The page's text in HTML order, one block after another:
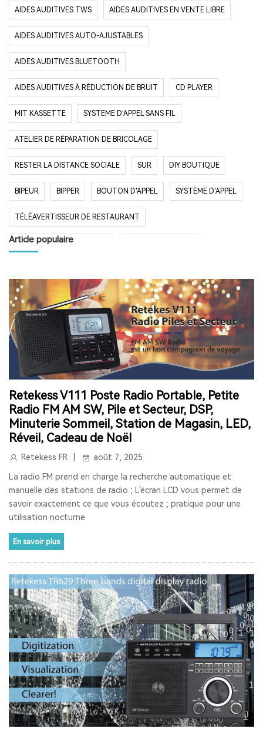
Retekess V111 Poste Radio Portable, Petite
Radio FM AM SW, Pile et Secteur, DSP,
Minuterie Sommeil, Station de Magasin, LED,
Réveil, Cadeau de Noël
Retekess FR août 7, 2025
La radio FM prend en charge la recherche automatique et
manuelle des stations de radio ; L'écran LCD vous permet de
savoir exactement ce que vous écoutez ; pratique pour une
utilisation nocturne
En savoir plus
AIDES AUDITIVES TWS AIDES AUDITIVES EN VENTE LIBRE
AIDES AUDITIVES AUTO-AJUSTABLES
AIDES AUDITIVES BLUETOOTH
AIDES AUDITIVES À RÉDUCTION DE BRUIT CD PLAYER
MIT KASSETTE SYSTEME D'APPEL SANS FIL
ATELIER DE RÉPARATION DE BRICOLAGE
RESTER LA DISTANCE SOCIALE SUR DIY BOUTIQUE
BIPEUR BIPPER BOUTON D'APPEL SYSTÈME D'APPEL
TÉLÉAVERTISSEUR DE RESTAURANT
SYSTÈME D'APPEL SANS FIL
LONGUE PORTÉE SYSTÈME LONG TEMPS EN VEILLE
RESTAURANT HÔPITAL RADIO RADIO PORTABLE
FM AM RADIO RADIO DE POCHE RADIO DE DOUCHE
ENCEINTE BLUETOOTH ÉTANCHE
HAUT-PARLEUR BLUETOOTH SANS FIL RADIO FM
RETEKESS AUDIOGUIDE TT128 TT128B
TOUR GUIDE SYSTEM INTERPHONE DE FENÊTRE
HAUT-PARLEUR DE FENÊTRE
SYNCHRONISATION AUTOMATIQUE ET FONCTION DE
VERROUILLAGE DE CANAL
RAPPEL DE DISTANCE SYSTÈME DE GUIDE TOURISTIQUE
VISITE GUIDEE RADIO RADIO PORTABLE
RADIO BLUETOOTH POSTE RADIO RADIO SW
RADIO LW RESTAURANT PAGER
SYSTÈME D'APPEL POUR CUISINE INTERPHONE DE FENÊTRE
Article populaire